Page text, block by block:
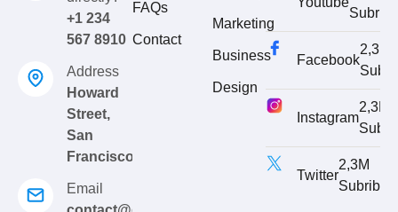
+1 234
567 8910
Address
Howard
Street,
San
Francisco
Email
FAQs
Contact
Marketing
Business
Design
Subribe
Facebook
2,3M
Instagram
2,3M
Twitter
2,3M
Subribe